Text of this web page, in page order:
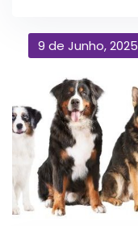
9 de Junho, 2025